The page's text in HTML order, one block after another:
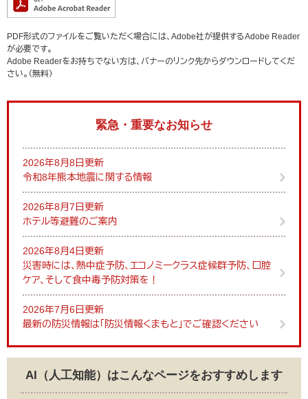
PDF形式のファイルをご覧いただく場合には、Adobe社が提供するAdobe Reader
が必要です。
Adobe Readerをお持ちでない方は、バナーのリンク先からダウンロードしてくだ
さい。（無料）
緊急・重要なお知らせ
2026年8月8日更新
令和8年熊本地震に関する情報
2026年8月7日更新
ホテル等避難のご案内
2026年8月4日更新
災害時には、熱中症予防、エコノミークラス症候群予防、口腔
ケア、そして食中毒予防対策を！
2026年7月6日更新
最新の防災情報は「防災情報くまもと」でご確認ください
AI（人工知能）はこんなページをおすすめします